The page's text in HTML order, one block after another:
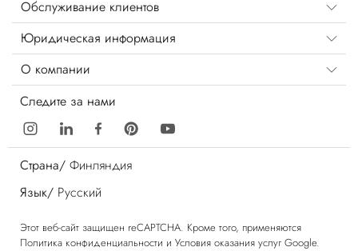
Обслуживание клиентов
Юридическая информация
О компании
Следите за нами
Страна/ Финляндия
Язык/ Русский
Этот веб-сайт защищен reCAPTCHA. Кроме того, применяются
Политика конфиденциальности и Условия оказания услуг Google.